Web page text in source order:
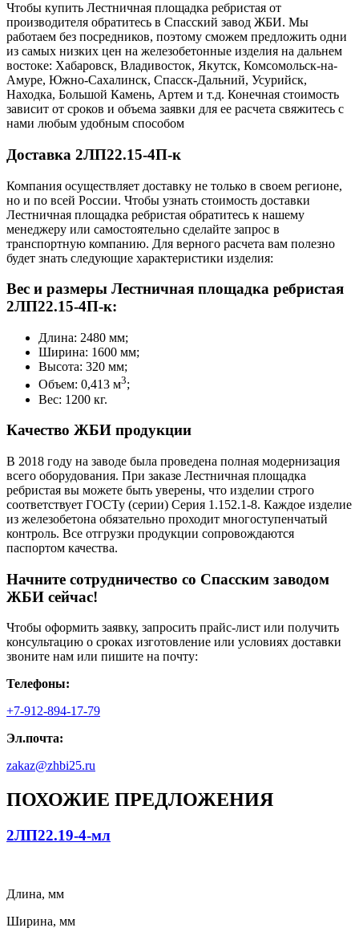
Чтобы купить Лестничная площадка ребристая от
производителя обратитесь в Cпасский завод ЖБИ. Мы
работаем без посредников, поэтому сможем предложить одни
из самых низких цен на железобетонные изделия на дальнем
востоке: Хабаровск, Владивосток, Якутск, Комсомольск-на-
Амуре, Южно-Сахалинск, Спасск-Дальний, Усурийск,
Находка, Большой Камень, Артем и т.д. Конечная стоимость
зависит от сроков и объема заявки для ее расчета свяжитесь с
нами любым удобным способом
Доставка 2ЛП22.15-4П-к
Компания осуществляет доставку не только в своем регионе,
но и по всей России. Чтобы узнать стоимость доставки
Лестничная площадка ребристая обратитесь к нашему
менеджеру или самостоятельно сделайте запрос в
транспортную компанию. Для верного расчета вам полезно
будет знать следующие характеристики изделия:
Вес и размеры Лестничная площадка ребристая
2ЛП22.15-4П-к:
Длина: 2480 мм;
Ширина: 1600 мм;
Высота: 320 мм;
Объем: 0,413 м3;
Вес: 1200 кг.
Качество ЖБИ продукции
В 2018 году на заводе была проведена полная модернизация
всего оборудования. При заказе Лестничная площадка
ребристая вы можете быть уверены, что изделии строго
соответствует ГОСТу (серии) Серия 1.152.1-8. Каждое изделие
из железобетона обязательно проходит многоступенчатый
контроль. Все отгрузки продукции сопровождаются
паспортом качества.
Начните сотрудничество со Cпасским заводом
ЖБИ сейчас!
Чтобы оформить заявку, запросить прайс-лист или получить
консультацию о сроках изготовление или условиях доставки
звоните нам или пишите на почту:
Телефоны:
+7-912-894-17-79
Эл.почта:
zakaz@zhbi25.ru
ПОХОЖИЕ ПРЕДЛОЖЕНИЯ
2ЛП22.19-4-мл
Длина, мм
Ширина, мм